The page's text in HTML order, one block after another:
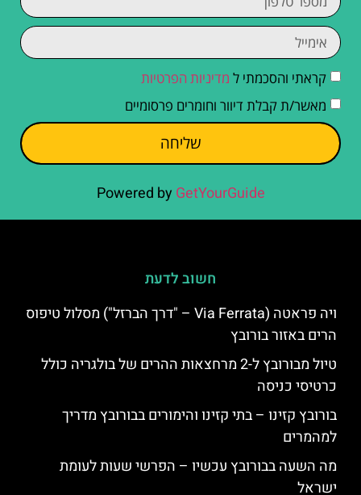
קראתי והסכמתי ל מדיניות הפרטיות
מאשר/ת קבלת דיוור וחומרים פרסומיים
שליחה
Powered by GetYourGuide
חשוב לדעת
ויה פראטה (Via Ferrata – "דרך הברזל") מסלול טיפוס
הרים באזור בורובץ
טיול מבורובץ ל-2 מרחצאות ההרים של בולגריה כולל
כרטיסי כניסה
בורובץ קזינו – בתי קזינו והימורים בבורובץ מדריך
למהמרים
מה השעה בבורובץ עכשיו – הפרשי שעות לעומת
ישראל